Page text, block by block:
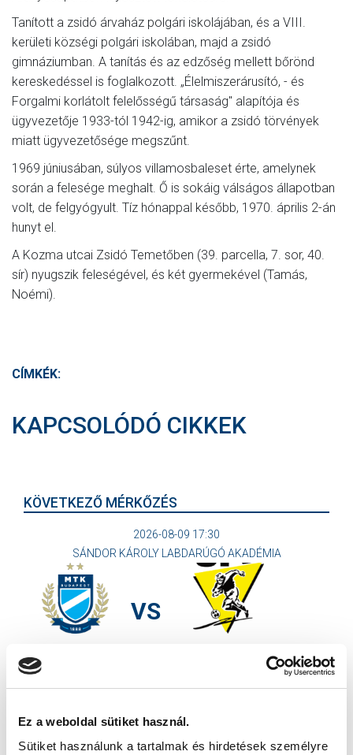
Ez a weboldal sütiket használ.
Sütiket használunk a tartalmak és hirdetések személyre
Tanított a zsidó árvaház polgári iskolájában, és a VIII.
kerületi községi polgári iskolában, majd a zsidó
gimnáziumban. A tanítás és az edzőség mellett bőrönd
kereskedéssel is foglalkozott. „Élelmiszerárusító, - és
Forgalmi korlátolt felelősségű társaság" alapítója és
ügyvezetője 1933-tól 1942-ig, amikor a zsidó törvények
miatt ügyvezetősége megszűnt.
1969 júniusában, súlyos villamosbaleset érte, amelynek
során a felesége meghalt. Ő is sokáig válságos állapotban
volt, de felgyógyult. Tíz hónappal később, 1970. április 2-án
hunyt el.
A Kozma utcai Zsidó Temetőben (39. parcella, 7. sor, 40.
sír) nyugszik feleségével, és két gyermekével (Tamás,
Noémi).
CÍMKÉK:
KAPCSOLÓDÓ CIKKEK
KÖVETKEZŐ MÉRKŐZÉS
2026-08-09 17:30
SÁNDOR KÁROLY LABDARÚGÓ AKADÉMIA
VS
SZEKSZÁRDI UFC
MTK BUDAPEST HÍRLEVÉL
Ne maradjon le egy eseményről sem! Iratkozzon fel ingyenes